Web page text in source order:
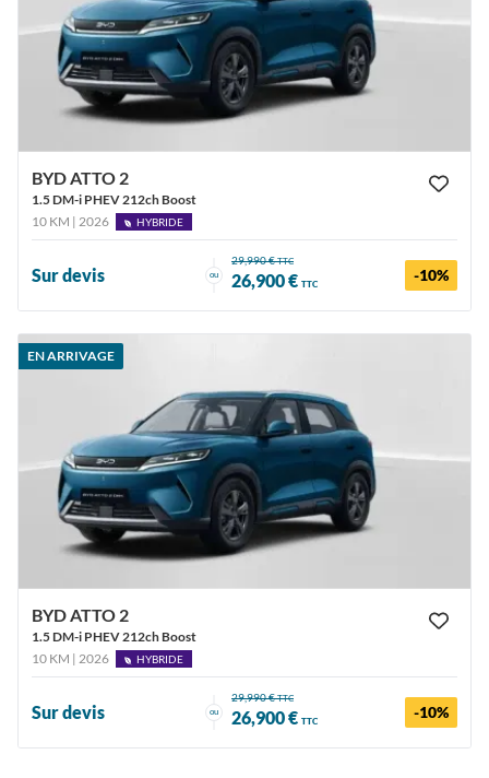
BYD ATTO 2
1.5 DM-i PHEV 212ch Boost
10 KM | 2026
HYBRIDE
Sur devis ou
29,990 €TTC
26,900 € TTC -10%
EN ARRIVAGE
BYD ATTO 2
1.5 DM-i PHEV 212ch Boost
10 KM | 2026
HYBRIDE
Sur devis ou
29,990 €TTC
26,900 € TTC -10%